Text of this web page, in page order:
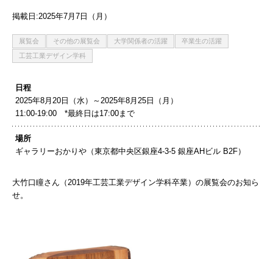
掲載日:2025年7月7日（月）
展覧会 その他の展覧会 大学関係者の活躍
卒業生の活躍
工芸工業デザイン学科
日程
2025年8月20日（水）～2025年8月25日（月）
11:00-19:00 *最終日は17:00まで
場所
ギャラリーおかりや（東京都中央区銀座4-3-5 銀座AHビル B2F）
大竹口瞳さん（2019年工芸工業デザイン学科卒業）の展覧会のお知ら
せ。